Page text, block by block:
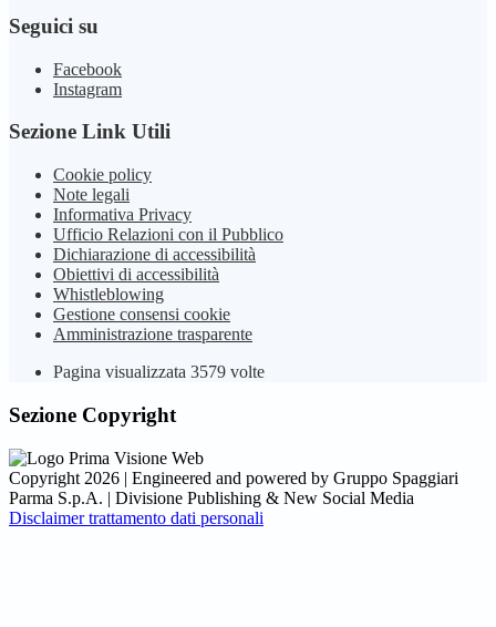
Seguici su
Facebook
Instagram
Sezione Link Utili
Cookie policy
Note legali
Informativa Privacy
Ufficio Relazioni con il Pubblico
Dichiarazione di accessibilità
Obiettivi di accessibilità
Whistleblowing
Gestione consensi cookie
Amministrazione trasparente
Pagina visualizzata 3579 volte
Sezione Copyright
Copyright 2026 | Engineered and powered by Gruppo Spaggiari
Parma S.p.A. | Divisione Publishing & New Social Media
Disclaimer trattamento dati personali